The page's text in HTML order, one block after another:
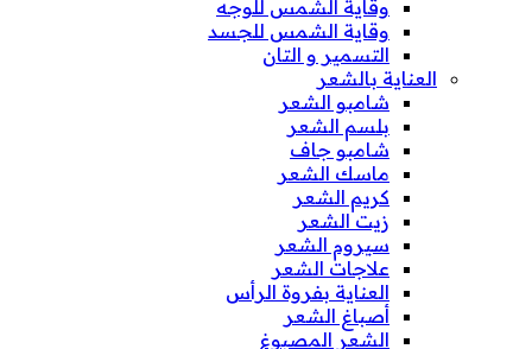
وقاية الشمس للوجه
وقاية الشمس للجسد
التسمير و التان
العناية بالشعر
شامبو الشعر
بلسم الشعر
شامبو جاف
ماسك الشعر
كريم الشعر
زيت الشعر
سيروم الشعر
علاجات الشعر
العناية بفروة الرأس
أصباغ الشعر
الشعر المصبوغ